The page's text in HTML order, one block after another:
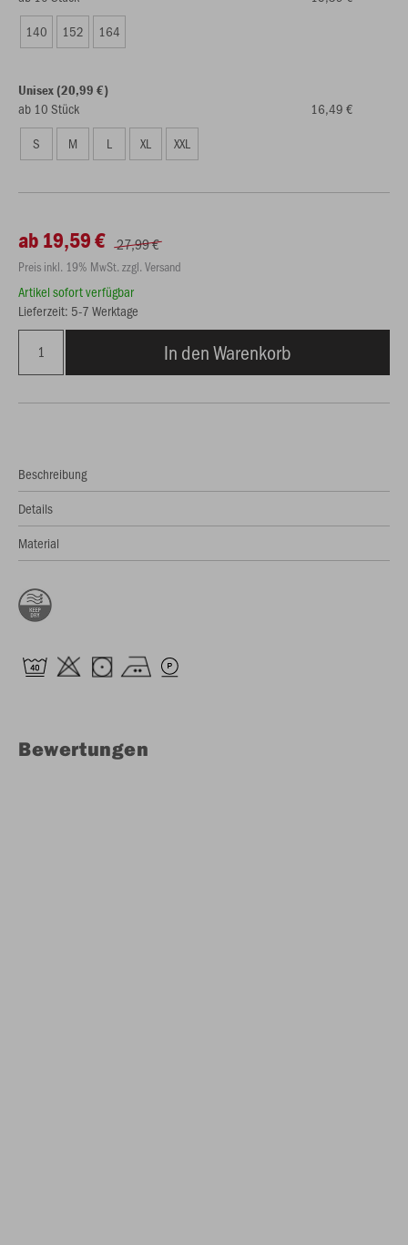
140
152 164
Unisex (20,99 €)
ab 10 Stück
16,49 €
S
M L XL XXL
ab 19,59 € 27,99 €
Preis inkl. 19% MwSt. zzgl. Versand
Artikel sofort verfügbar
Lieferzeit: 5-7 Werktage
In den Warenkorb
Beschreibung
Details
Material
Bewertungen